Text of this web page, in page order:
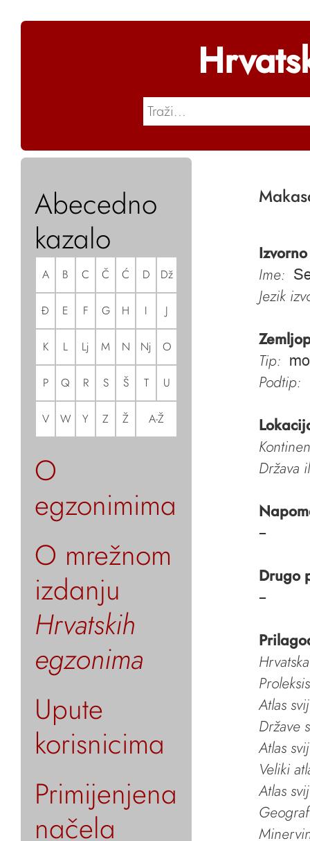
Abecedno
kazalo
A B C Č Ć D Dž
Đ E F G H I J
K L Lj M N Nj O
P Q R S Š T U
V W Y Z Ž A-Ž
O
egzonimima
O mrežnom
izdanju
Hrvatskih
egzonima
Upute
korisnicima
Primijenjena
načela
Ime:
Jezik
Tip:
Podtip:
Država
–
Drugo
–
Atlas
Države
Atlas
Veliki
Atlas